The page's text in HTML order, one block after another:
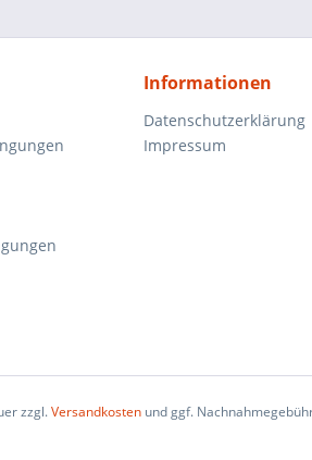
Informationen
Datenschutzerklärung
Impressum
zzgl.Versandkostenund ggf.